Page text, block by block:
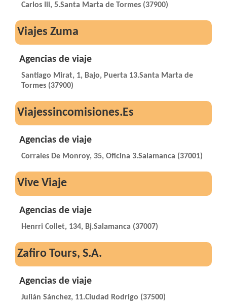
Carlos Iii, 5.Santa Marta de Tormes (37900)
Viajes Zuma
Agencias de viaje
Santiago Mirat, 1, Bajo, Puerta 13.Santa Marta de
Tormes (37900)
Viajessincomisiones.Es
Agencias de viaje
Corrales De Monroy, 35, Oficina 3.Salamanca (37001)
Vive Viaje
Agencias de viaje
Henrri Collet, 134, Bj.Salamanca (37007)
Zafiro Tours, S.A.
Agencias de viaje
Julián Sánchez, 11.Ciudad Rodrigo (37500)